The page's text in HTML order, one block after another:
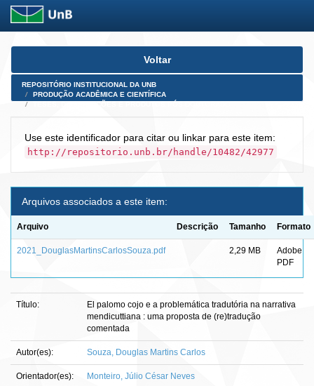
Skip
Voltar
REPOSITÓRIO INSTITUCIONAL DA UNB
PRODUÇÃO ACADÊMICA E CIENTÍFICA
Use este identificador para citar ou linkar para este item:
http://repositorio.unb.br/handle/10482/42977
Arquivos associados a este item:
Arquivo Descrição Tamanho Formato
2021_DouglasMartinsCarlosSouza.pdf 2,29 MB
Adobe
PDF
Título:
El palomo cojo e a problemática tradutória na narrativa
mendicuttiana : uma proposta de (re)tradução
comentada
Autor(es): Souza, Douglas Martins Carlos
Orientador(es): Monteiro, Júlio César Neves